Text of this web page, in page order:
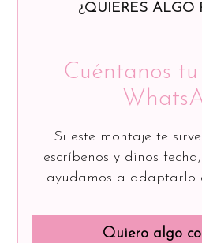
¿QUIERES ALGO
Cuéntanos
Si este montaje te
escríbenos y dinos
ayudamos a adaptarlo
Quiero algo